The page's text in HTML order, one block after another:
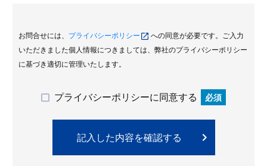
お問合せには、 プライバシーポリシー
への同意が必要です。ご入力
いただきました個人情報につきましては、弊社のプライバシーポリシー
に基づき適切に管理いたします。
プライバシーポリシーに同意する 必須